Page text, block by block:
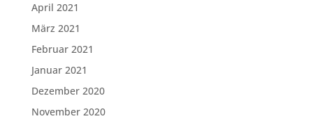
April 2021
März 2021
Februar 2021
Januar 2021
Dezember 2020
November 2020